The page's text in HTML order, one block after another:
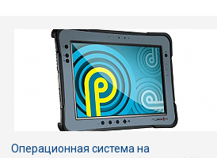
Операционная система на